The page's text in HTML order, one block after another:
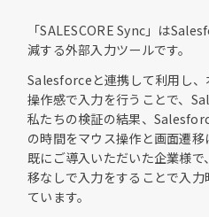
「SALESCORE Sync」は
減する外部入力ツールです。
Salesforceと連携して利用し
操作感で入力を行うことで、
私たちの検証の結果、
の時間をマウス操作と画面遷移
既にご導入いただいた企業様
移なしで入力をすることで入
ています。